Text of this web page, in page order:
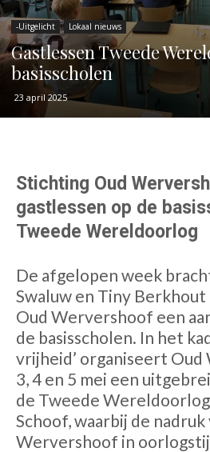
-Uitgelicht Lokaal nieuws
Gastlessen Tweede
basisscholen
23 april 2025
Stichting Oud
gastlessen op de
Tweede Wereldoorlog
De afgelopen week
Swaluw en Tiny
Oud Wervershoof een
de basisscholen. In het
vrijheid’ organiseert
3, 4 en 5 mei een
de Tweede Wereldoorlog
Schoof, waarbij de
Wervershoof in